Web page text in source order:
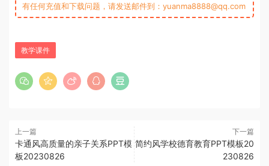
有任何充值和下载问题，请发送邮件到：yuanma8888@qq.com
教学课件
上一篇
卡通风高质量的亲子关系PPT模
板20230826
下一篇
简约风学校德育教育PPT模板20
230826